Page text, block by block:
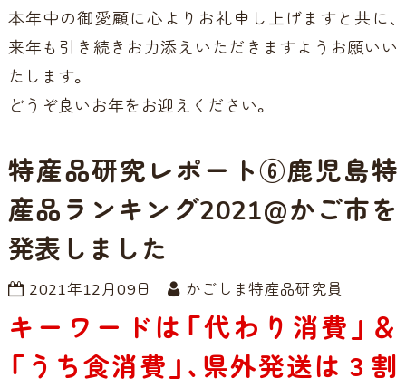
本年中の御愛顧に心よりお礼申し上げますと共に、
来年も引き続きお力添えいただきますようお願いい
たします。
どうぞ良いお年をお迎えください。
特産品研究レポート⑥鹿児島特
産品ランキング2021@かご市を
発表しました
2021年12月09日 かごしま特産品研究員
キーワードは「代わり消費」＆
「うち食消費」、県外発送は３割